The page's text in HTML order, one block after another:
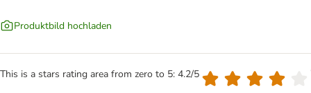
Produktbild hochladen
This is a stars rating area from zero to 5: 4.2/5